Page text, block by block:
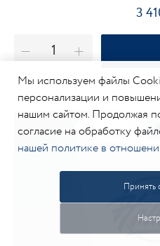
3
Мы используем файлы
персонализации и
нашим сайтом. Продолжая
согласие на обработку
нашей политике в
Принять